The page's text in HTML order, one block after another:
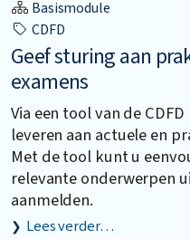
Basismodule
CDFD
Geef sturing aan
examens
Via een tool van de
leveren aan actuele en
Met de tool kunt u
relevante onderwerpen
aanmelden.
Lees verder…